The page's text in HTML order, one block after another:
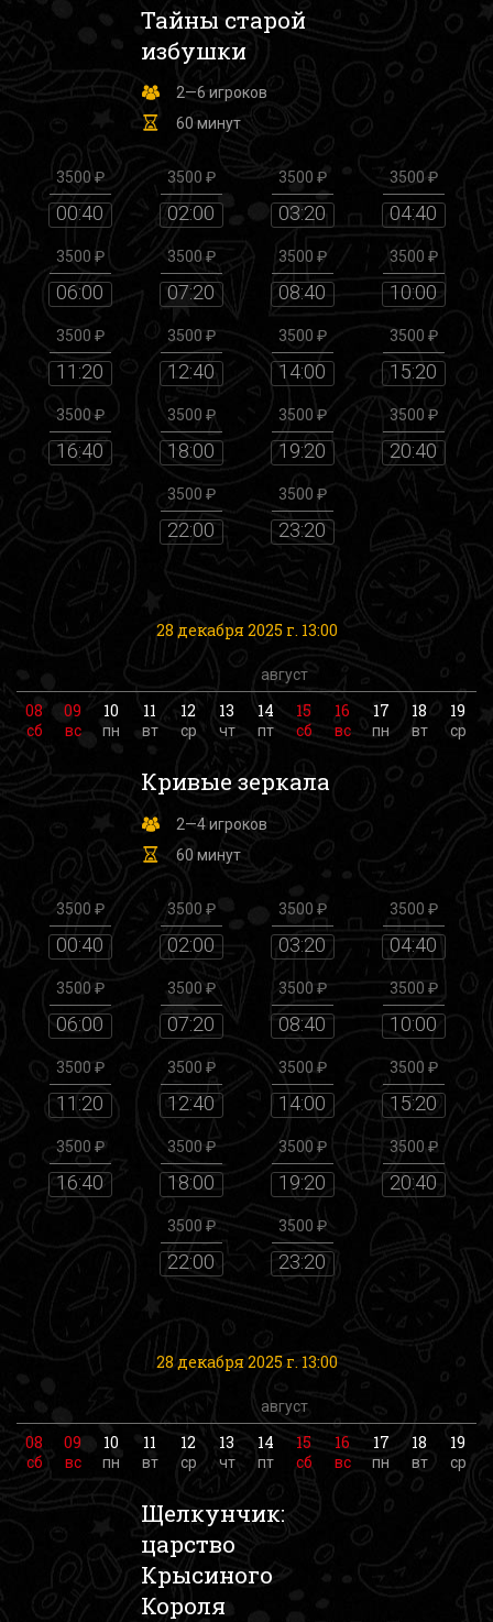
Тайны старой
избушки
2—6 игроков
60 минут
3500 ₽
00:40
3500 ₽
02:00
3500 ₽
03:20
3500 ₽
04:40
3500 ₽
06:00
3500 ₽
07:20
3500 ₽
08:40
3500 ₽
10:00
3500 ₽
11:20
3500 ₽
12:40
3500 ₽
14:00
3500 ₽
15:20
3500 ₽
16:40
3500 ₽
18:00
3500 ₽
19:20
3500 ₽
20:40
3500 ₽
22:00
3500 ₽
23:20
28 декабря 2025 г. 13:00
август
08
сб
09
вс
10
пн
11
вт
12
ср
13
чт
14
пт
15
сб
16
вс
17
пн
18
вт
19
ср
Кривые зеркала
2—4 игроков
60 минут
3500 ₽
00:40
3500 ₽
02:00
3500 ₽
03:20
3500 ₽
04:40
3500 ₽
06:00
3500 ₽
07:20
3500 ₽
08:40
3500 ₽
10:00
3500 ₽
11:20
3500 ₽
12:40
3500 ₽
14:00
3500 ₽
15:20
3500 ₽
16:40
3500 ₽
18:00
3500 ₽
19:20
3500 ₽
20:40
3500 ₽
22:00
3500 ₽
23:20
28 декабря 2025 г. 13:00
август
08
сб
09
вс
10
пн
11
вт
12
ср
13
чт
14
пт
15
сб
16
вс
17
пн
18
вт
19
ср
Щелкунчик:
царство
Крысиного
Короля